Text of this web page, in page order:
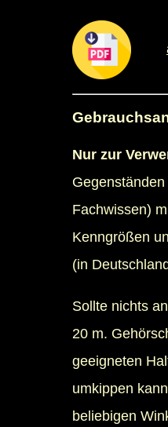
Nur zur
Fachwissen)
Kenngrößen
(in
Sollte nichts
20 m.
geeigneten
umkippen
beliebigen